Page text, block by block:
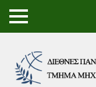
TO
GGL
NU